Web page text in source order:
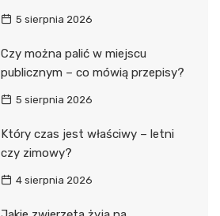
5 sierpnia 2026
Czy można palić w miejscu
publicznym – co mówią przepisy?
5 sierpnia 2026
Który czas jest właściwy – letni
czy zimowy?
4 sierpnia 2026